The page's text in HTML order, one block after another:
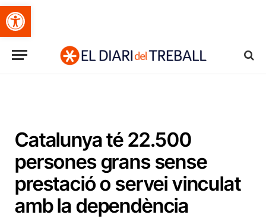
Obre la barra d'eines
Catalunya té 22.500
persones grans sense
prestació o servei vinculat
amb la dependència